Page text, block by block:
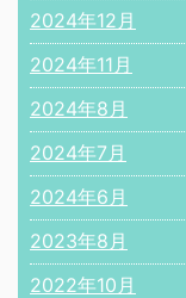
2024年12月
2024年11月
2024年8月
2024年7月
2024年6月
2023年8月
2022年10月